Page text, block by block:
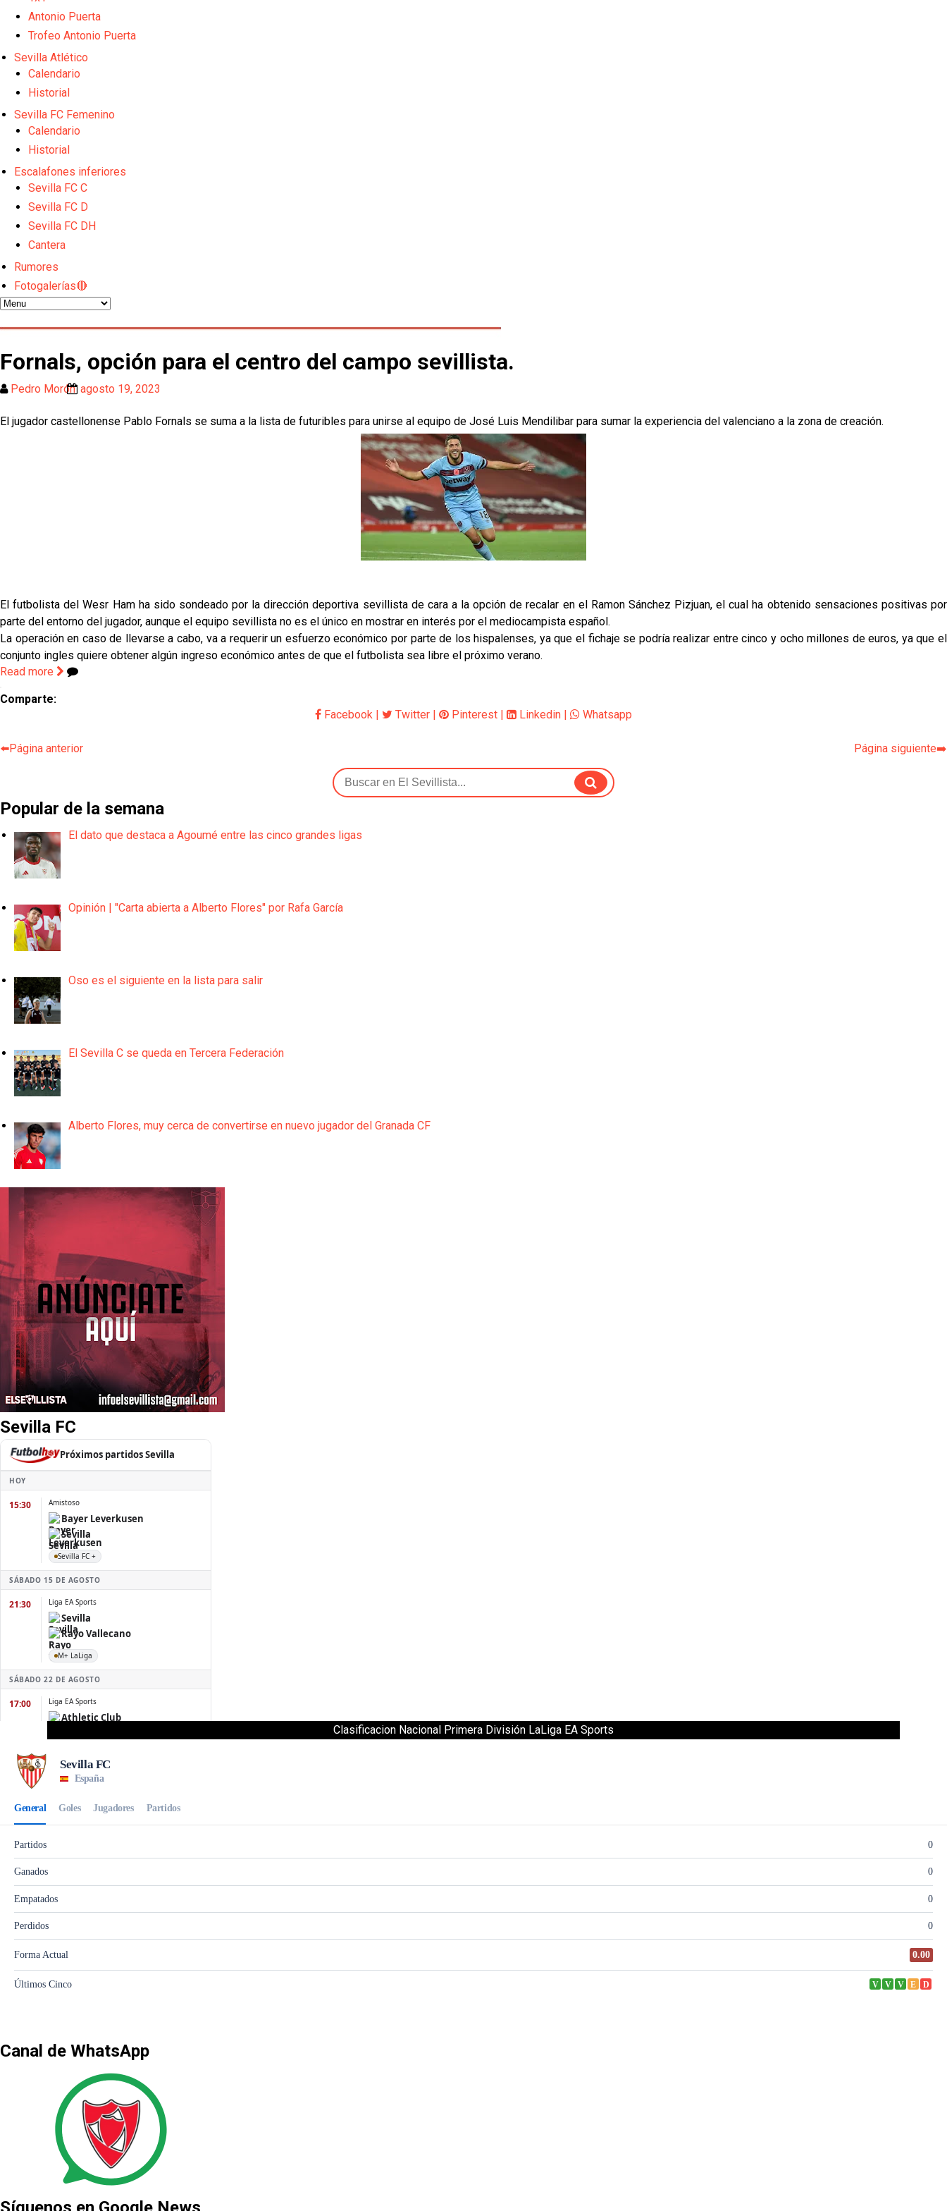
Luis García Plaza: No sufrir ya es un paso adelante
El Sevilla FC plantea ampliar hasta cinco fichajes más antes del cierre
Kochorashvili, seria opción para reforzar el centro del campo sevillista
Antonio Puerta
Trofeo Antonio Puerta
Sevilla Atlético
Calendario
Historial
Sevilla FC Femenino
Calendario
Historial
Escalafones inferiores
Sevilla FC C
Sevilla FC D
Sevilla FC DH
Cantera
Rumores
Fotogalerías🔴
Fornals, opción para el centro del campo sevillista.
Pedro Morón agosto 19, 2023
El jugador castellonense Pablo Fornals se suma a la lista de futuribles para unirse al equipo de José Luis Mendilibar para sumar la experiencia del valenciano a la zona de creación.
El futbolista del Wesr Ham ha sido sondeado por la dirección deportiva sevillista de cara a la opción de recalar en el Ramon Sánchez Pizjuan, el cual ha obtenido sensaciones positivas por
parte del entorno del jugador, aunque el equipo sevillista no es el único en mostrar en interés por el mediocampista español.
La operación en caso de llevarse a cabo, va a requerir un esfuerzo económico por parte de los hispalenses, ya que el fichaje se podría realizar entre cinco y ocho millones de euros, ya que el
conjunto ingles quiere obtener algún ingreso económico antes de que el futbolista sea libre el próximo verano.
Read more
Comparte:
Facebook | Twitter | Pinterest | Linkedin | Whatsapp
⬅️Página anterior Página siguiente➡️
Popular de la semana
El dato que destaca a Agoumé entre las cinco grandes ligas
Opinión | "Carta abierta a Alberto Flores" por Rafa García
Oso es el siguiente en la lista para salir
El Sevilla C se queda en Tercera Federación
Alberto Flores, muy cerca de convertirse en nuevo jugador del Granada CF
Sevilla FC
Clasificacion Nacional Primera División LaLiga EA Sports
Canal de WhatsApp